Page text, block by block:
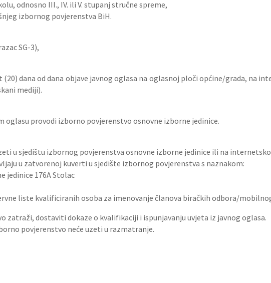
odnosno III., IV. ili V. stupanj stručne spreme,
izbornog povjerenstva BiH.
SG-3),
(20) dana od dana objave javnog oglasa na oglasnoj ploči općine/grada, na
mediji).
oglasu provodi izborno povjerenstvo osnovne izborne jedinice.
u sjedištu izbornog povjerenstva osnovne izborne jedinice ili na
u zatvorenoj kuverti u sjedište izbornog povjerenstva s naznakom:
jedinice 176A Stolac
liste kvalificiranih osoba za imenovanje članova biračkih odbora/
zatraži, dostaviti dokaze o kvalifikaciji i ispunjavanju uvjeta iz javnog oglasa.
povjerenstvo neće uzeti u razmatranje.